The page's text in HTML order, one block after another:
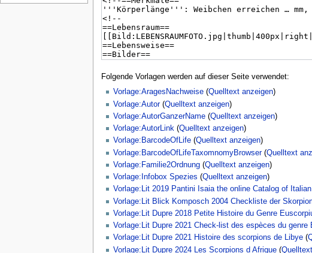
Folgende Vorlagen werden auf dieser Seite verwendet:
Vorlage:AragesNachweise(Quelltext anzeigen)
Vorlage:Autor(Quelltext anzeigen)
Vorlage:AutorGanzerName(Quelltext anzeigen)
Vorlage:AutorLink(Quelltext anzeigen)
Vorlage:BarcodeOfLife(Quelltext anzeigen)
Vorlage:BarcodeOfLifeTaxomnomyBrowser(Quelltext
Vorlage:Familie2Ordnung(Quelltext anzeigen)
Vorlage:Infobox Spezies (Quelltext anzeigen)
Vorlage:Lit 2019 Pantini Isaia the online Catalog of
Vorlage:Lit Blick Komposch 2004 Checkliste der
Vorlage:Lit Dupre 2018 Petite Histoire du Genre
Vorlage:Lit Dupre 2021 Check-list des espèces du genre
Vorlage:Lit Dupre 2021 Histoire des scorpions de Libye(
Vorlage:Lit Dupre 2024 Les Scorpions d Afrique(